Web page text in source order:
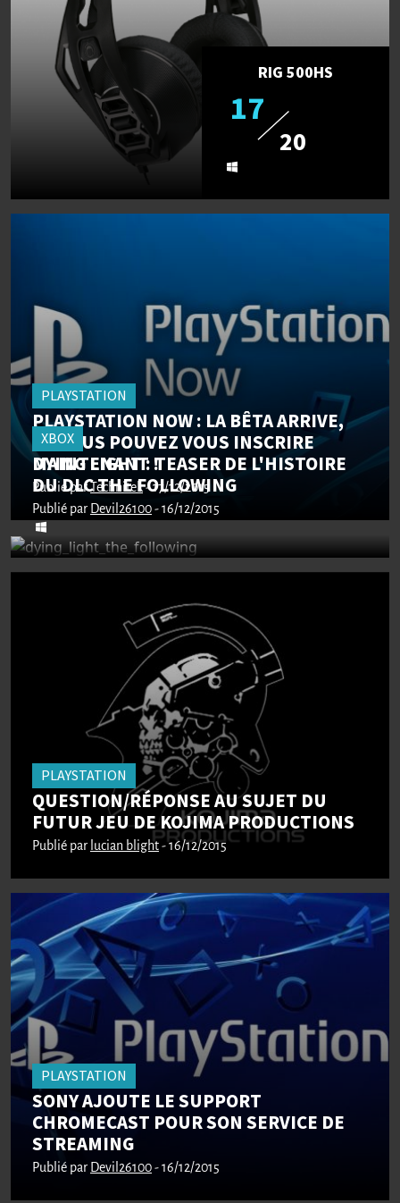
RIG 500HS
17
20
PLAYSTATION
PLAYSTATION NOW : LA BÊTA ARRIVE,
ET VOUS POUVEZ VOUS INSCRIRE
MAINTENANT !
Publié parTechnitek- 17/12/2015
XBOX
DYING LIGHT : TEASER DE L'HISTOIRE
DU DLC THE FOLLOWING
Publié par Devil26100- 16/12/2015
PLAYSTATION
QUESTION/RÉPONSE AU SUJET DU
FUTUR JEU DE KOJIMA PRODUCTIONS
Publié par lucian blight- 16/12/2015
PLAYSTATION
SONY AJOUTE LE SUPPORT
CHROMECAST POUR SON SERVICE DE
STREAMING
Publié par Devil26100- 16/12/2015